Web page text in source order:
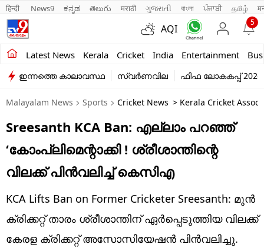
हिन्दी News9 ಕನ್ನಡ తెలుగు मराठी ગુજરાતી বাংলা ਪੰਜਾਬੀ தமிழ்
AQI
5
Latest News Kerala Cricket India Entertainment
Kerala
India
Entertainment
Business
Education
Lifestyle
world
ഇന്നത്തെ കാലാവസ്ഥ സ്വർണവില ഫിഫ ലോകകപ്പ് 2026
Malayalam News Sports Cricket News > Kerala Cricket
Sreesanth KCA Ban: എല്ലാം പറഞ്ഞ്
‘കോംപ്ലിമെന്റാക്കി ! ശ്രീശാന്തിന്റെ
വിലക്ക് പിന്‍വലിച്ച് കെസിഎ
KCA Lifts Ban on Former Cricketer Sreesanth: മുന്‍
ക്രിക്കറ്റ് താരം ശ്രീശാന്തിന് ഏര്‍പ്പെടുത്തിയ വിലക്ക്
കേരള ക്രിക്കറ്റ് അസോസിയേഷന്‍ പിന്‍വലിച്ചു.